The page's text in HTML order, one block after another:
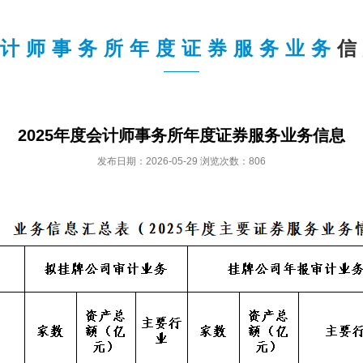
师事务所年度证券服务业务
2025年度会计师事务所年度证券服务业务信息
发布日期：2026-05-29 浏览次数：806